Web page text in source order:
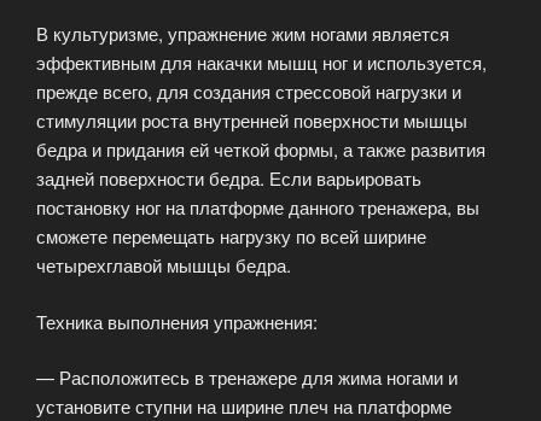
В культуризме, упражнение жим ногами является
эффективным для накачки мышц ног и используется,
прежде всего, для создания стрессовой нагрузки и
стимуляции роста внутренней поверхности мышцы
бедра и придания ей четкой формы, а также развития
задней поверхности бедра. Если варьировать
постановку ног на платформе данного тренажера, вы
сможете перемещать нагрузку по всей ширине
четырехглавой мышцы бедра.
Техника выполнения упражнения:
— Расположитесь в тренажере для жима ногами и
установите ступни на ширине плеч на платформе